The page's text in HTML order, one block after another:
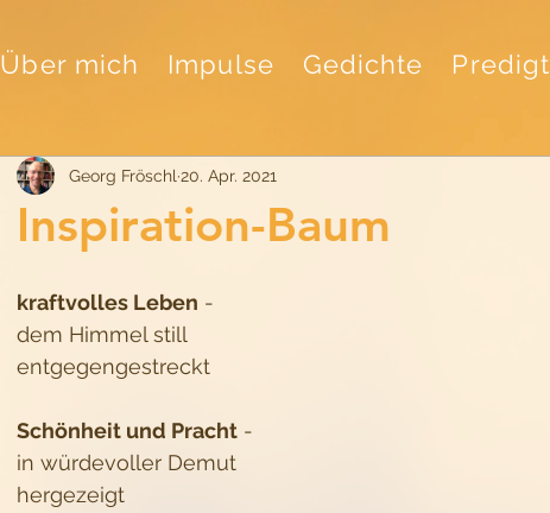
Über mich Impulse Gedichte Predigt
Inspiration-Baum
Georg Fröschl 20. Apr. 2021
kraftvolles Leben -
dem Himmel still
entgegengestreckt
Schönheit und Pracht -
in würdevoller Demut
hergezeigt